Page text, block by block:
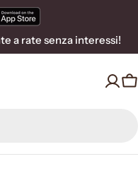
a rate senza interessi!